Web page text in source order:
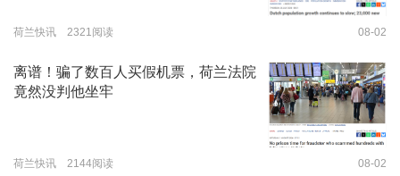
荷兰快讯 2321阅读 08-02
离谱！骗了数百人买假机票，荷兰法院
竟然没判他坐牢
荷兰快讯 2144阅读 08-02